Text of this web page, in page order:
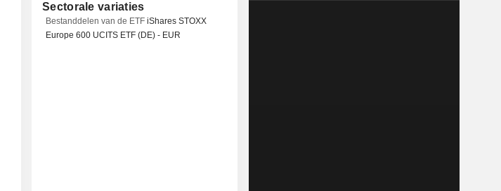
Sectorale variaties
Bestanddelen van de ETFiShares STOXX
Europe 600 UCITS ETF (DE) - EUR